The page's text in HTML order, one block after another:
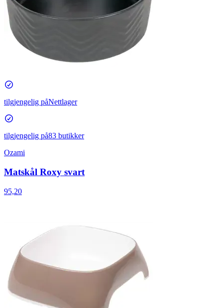
tilgjengelig påNettlager
tilgjengelig på83 butikker
Ozami
Matskål Roxy svart
95,20